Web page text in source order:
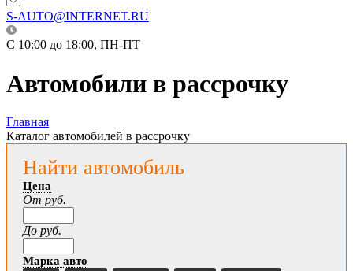
S-AUTO@INTERNET.RU
C 10:00 до 18:00, ПН-ПТ
Автомобили в рассрочку
Главная
Каталог автомобилей в рассрочку
Найти автомобиль
Цена
От руб.
До руб.
Марка авто